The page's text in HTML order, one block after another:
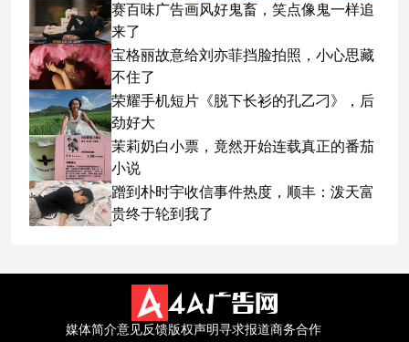
赛百味广告画风好鬼畜，笑点像鬼一样追
来了
宝格丽故意给刘亦菲挡脸拍照，小心思藏
不住了
荣耀手机短片《脱下长衫的孔乙刁》，后
劲好大
茉莉奶白小票，竟然开始连载真正的番茄
小说
蹭到朴时宇收信事件热度，顺丰：泼天富
贵终于轮到我了
媒体简介意见反馈版权声明寻求报道商务合作